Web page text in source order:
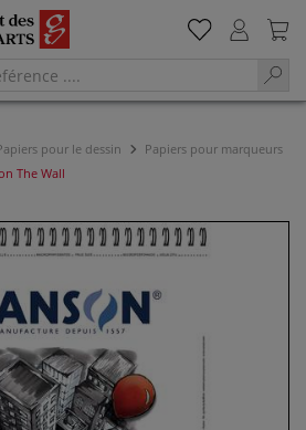
pour le dessin
Papiers pour marqueurs
The Wall